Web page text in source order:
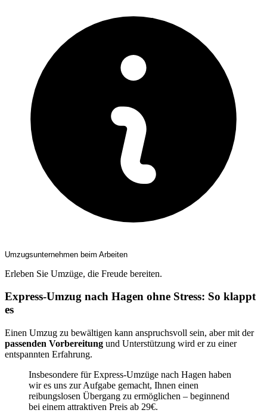
Umzugsunternehmen beim Arbeiten
Erleben Sie Umzüge, die Freude bereiten.
Express-Umzug nach Hagen ohne Stress: So klappt
es
Einen Umzug zu bewältigen kann anspruchsvoll sein, aber mit der
passenden Vorbereitung und Unterstützung wird er zu einer
entspannten Erfahrung.
Insbesondere für Express-Umzüge nach Hagen haben
wir es uns zur Aufgabe gemacht, Ihnen einen
reibungslosen Übergang zu ermöglichen – beginnend
bei einem attraktiven Preis ab 29€.